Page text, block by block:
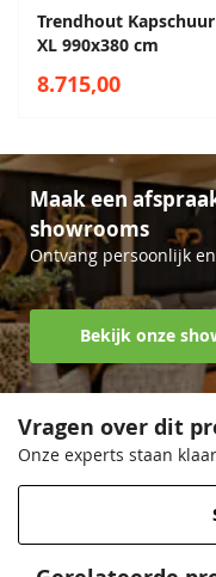
Trendhout
XL 990x380 cm
8.715,00
Maak een
showrooms
Ontvang persoonlijk
Bekijk onze
Vragen over dit
Onze experts staan